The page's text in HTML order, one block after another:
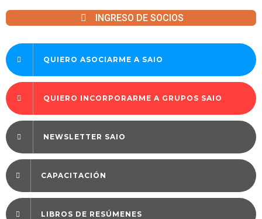
INGRESO DE SOCIOS
QUIERO ASOCIARME A SAIO
QUIERO INCORPORARME A GRUPOS SAIO
NEWSLETTER SAIO
CAPACITACIÓN
LIBROS DE RESÚMENES